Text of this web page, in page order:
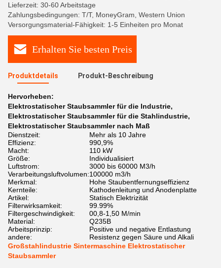
Lieferzeit: 30-60 Arbeitstage
Zahlungsbedingungen: T/T, MoneyGram, Western Union
Versorgungsmaterial-Fähigkeit: 1-5 Einheiten pro Monat
Erhalten Sie besten Preis
Produktdetails Produkt-Beschreibung
Hervorheben:
Elektrostatischer Staubsammler für die Industrie,
Elektrostatischer Staubsammler für die Stahlindustrie,
Elektrostatischer Staubsammler nach Maß
Dienstzeit:
Mehr als 10 Jahre
Effizienz:
990,9%
Macht:
110 kW
Größe:
Individualisiert
Luftstrom:
3000 bis 60000 M3/h
Verarbeitungsluftvolumen:100000 m3/h
Merkmal:
Hohe Staubentfernungseffizienz
Kernteile:
Kathodenleitung und Anodenplatte
Artikel:
Statisch Elektrizität
Filterwirksamkeit:
99.99%
Filtergeschwindigkeit:
00,8-1,50 M/min
Material:
Q235B
Arbeitsprinzip:
Positive und negative Entlastung
andere:
Resistenz gegen Säure und Alkali
Großstahlindustrie Sintermaschine Elektrostatischer
Staubsammler